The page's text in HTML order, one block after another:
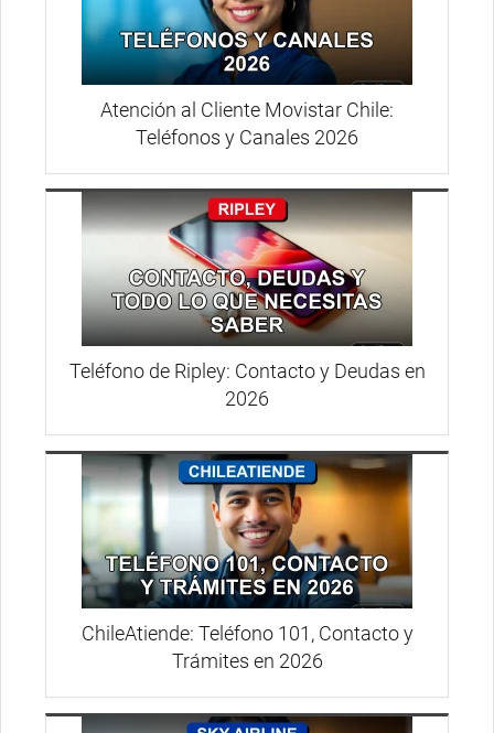
Atención al Cliente Movistar Chile:
Teléfonos y Canales 2026
Teléfono de Ripley: Contacto y Deudas en
2026
ChileAtiende: Teléfono 101, Contacto y
Trámites en 2026